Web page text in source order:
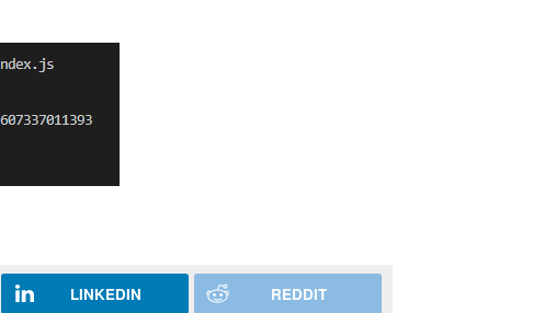
LINKEDIN REDDIT